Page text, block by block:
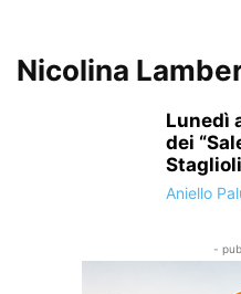
Nicolina
Lunedì
dei
Aniello
-